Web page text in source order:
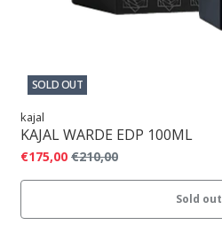
SOLD OUT
kajal
KAJAL WARDE EDP 100ML
€175,00 €210,00
Sold out